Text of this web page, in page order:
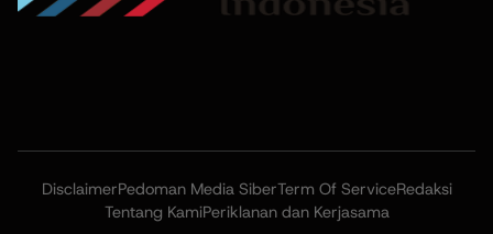
DisclaimerPedoman Media SiberTerm Of ServiceRedaksi
Tentang KamiPeriklanan dan Kerjasama